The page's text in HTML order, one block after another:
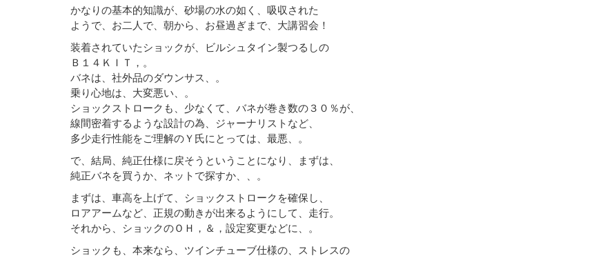
かなりの基本的知識が、砂場の水の如く、吸収された
ようで、お二人で、朝から、お昼過ぎまで、大講習会！
装着されていたショックが、ビルシュタイン製つるしの
Ｂ１４ＫＩＴ，。
バネは、社外品のダウンサス、。
乗り心地は、大変悪い、。
ショックストロークも、少なくて、バネが巻き数の３０％が、
線間密着するような設計の為、ジャーナリストなど、
多少走行性能をご理解のＹ氏にとっては、最悪、。
で、結局、純正仕様に戻そうということになり、まずは、
純正バネを買うか、ネットで探すか、、。
まずは、車高を上げて、ショックストロークを確保し、
ロアアームなど、正規の動きが出来るようにして、走行。
それから、ショックのＯＨ，＆，設定変更などに、。
ショックも、本来なら、ツインチューブ仕様の、ストレスの